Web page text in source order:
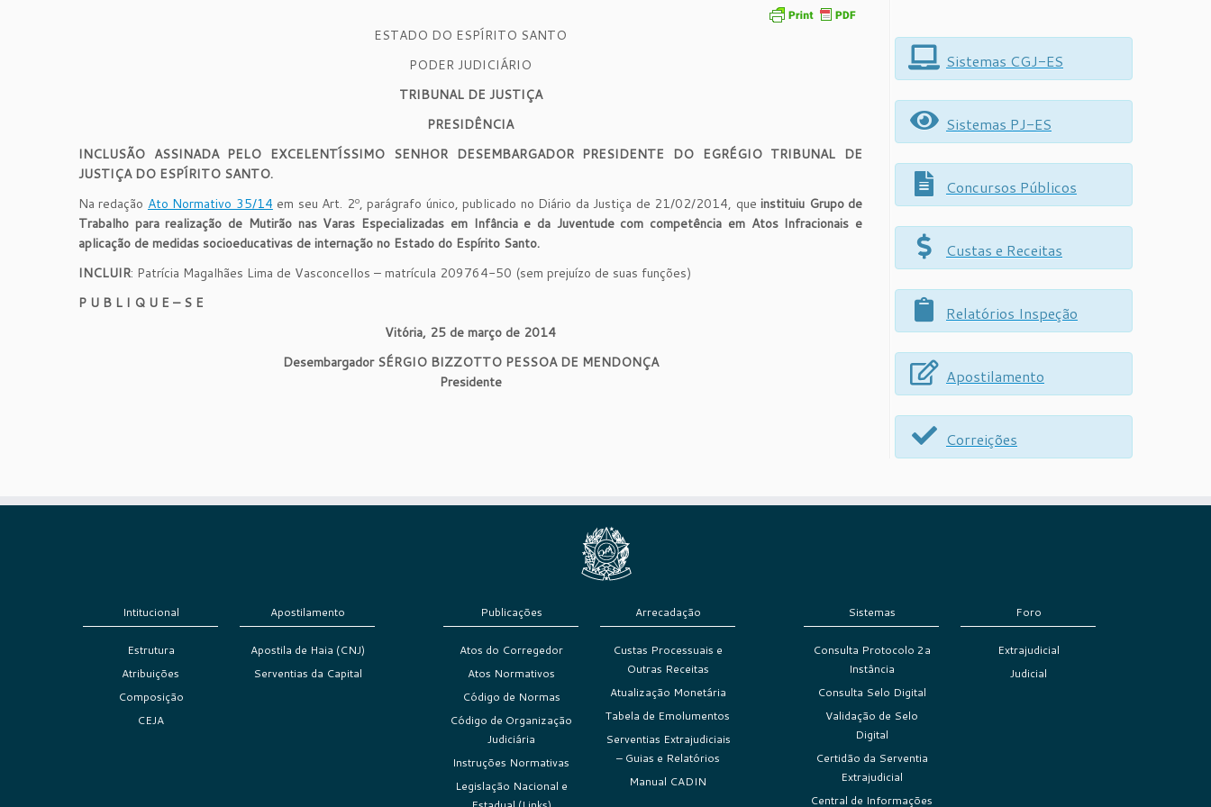
ESTADO DO ESPÍRITO SANTO
PODER JUDICIÁRIO
TRIBUNAL DE JUSTIÇA
PRESIDÊNCIA
INCLUSÃO ASSINADA PELO EXCELENTÍSSIMO SENHOR DESEMBARGADOR PRESIDENTE DO EGRÉGIO TRIBUNAL DE
JUSTIÇA DO ESPÍRITO SANTO.
Na redação Ato Normativo 35/14 em seu Art. 2º, parágrafo único, publicado no Diário da Justiça de 21/02/2014, que instituiu Grupo de
Trabalho para realização de Mutirão nas Varas Especializadas em Infância e da Juventude com competência em Atos Infracionais e
aplicação de medidas socioeducativas de internação no Estado do Espírito Santo.
INCLUIR: Patrícia Magalhães Lima de Vasconcellos – matrícula 209764-50 (sem prejuízo de suas funções)
P U B L I Q U E – S E
Vitória, 25 de março de 2014
Desembargador SÉRGIO BIZZOTTO PESSOA DE MENDONÇA
Presidente
Sistemas CGJ-ES
Sistemas PJ-ES
Concursos Públicos
Custas e Receitas
Relatórios Inspeção
Apostilamento
Correições
Intitucional
Estrutura
Atribuições
Composição
CEJA
Apostilamento
Apostila de Haia (CNJ)
Serventias da Capital
Publicações
Atos do Corregedor
Atos Normativos
Código de Normas
Código de Organização
Judiciária
Instruções Normativas
Legislação Nacional e
Arrecadação
Custas Processuais e
Outras Receitas
Atualização Monetária
Tabela de Emolumentos
Serventias Extrajudiciais
– Guias e Relatórios
Manual CADIN
Sistemas
Consulta Protocolo 2a
Instância
Consulta Selo Digital
Validação de Selo
Digital
Certidão da Serventia
Extrajudicial
Central de Informações
Foro
Extrajudicial
Judicial